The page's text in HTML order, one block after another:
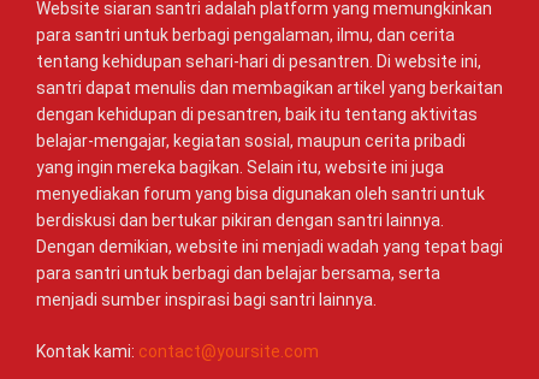
Website siaran santri adalah platform yang memungkinkan
para santri untuk berbagi pengalaman, ilmu, dan cerita
tentang kehidupan sehari-hari di pesantren. Di website ini,
santri dapat menulis dan membagikan artikel yang berkaitan
dengan kehidupan di pesantren, baik itu tentang aktivitas
belajar-mengajar, kegiatan sosial, maupun cerita pribadi
yang ingin mereka bagikan. Selain itu, website ini juga
menyediakan forum yang bisa digunakan oleh santri untuk
berdiskusi dan bertukar pikiran dengan santri lainnya.
Dengan demikian, website ini menjadi wadah yang tepat bagi
para santri untuk berbagi dan belajar bersama, serta
menjadi sumber inspirasi bagi santri lainnya.
Kontak kami: contact@yoursite.com